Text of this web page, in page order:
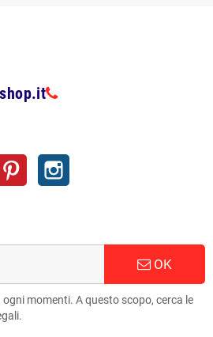
Pinterest
OK
momenti. A questo scopo, cerca le